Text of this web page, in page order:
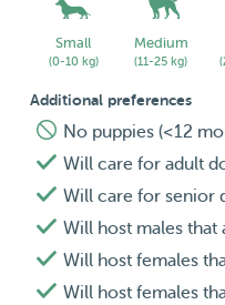
Small
(0-10 kg)
Medium
(11-25 kg)
Additional preferences
No puppies (<12
Will care for adult
Will care for senior
Will host males that
Will host females
Will host females